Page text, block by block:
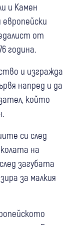
и Камен
от
година.
и изгражда
напред и да
който
си след
на
загубата
за малкия